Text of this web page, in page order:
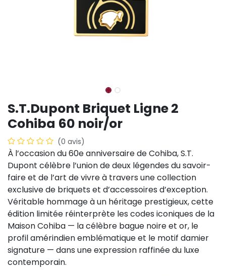
S.T.Dupont Briquet Ligne 2
Cohiba 60 noir/or
(0 avis)
À l’occasion du 60e anniversaire de Cohiba, S.T.
Dupont célèbre l’union de deux légendes du savoir-
faire et de l’art de vivre à travers une collection
exclusive de briquets et d’accessoires d’exception.
Véritable hommage à un héritage prestigieux, cette
édition limitée réinterprète les codes iconiques de la
Maison Cohiba — la célèbre bague noire et or, le
profil amérindien emblématique et le motif damier
signature — dans une expression raffinée du luxe
contemporain.